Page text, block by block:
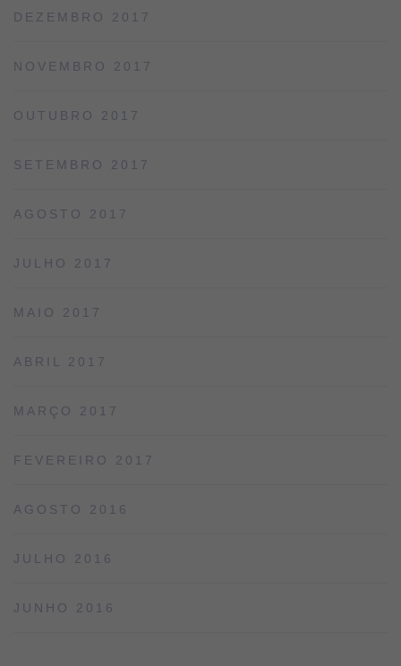
DEZEMBRO 2017
NOVEMBRO 2017
OUTUBRO 2017
SETEMBRO 2017
AGOSTO 2017
JULHO 2017
MAIO 2017
ABRIL 2017
MARÇO 2017
FEVEREIRO 2017
AGOSTO 2016
JULHO 2016
JUNHO 2016